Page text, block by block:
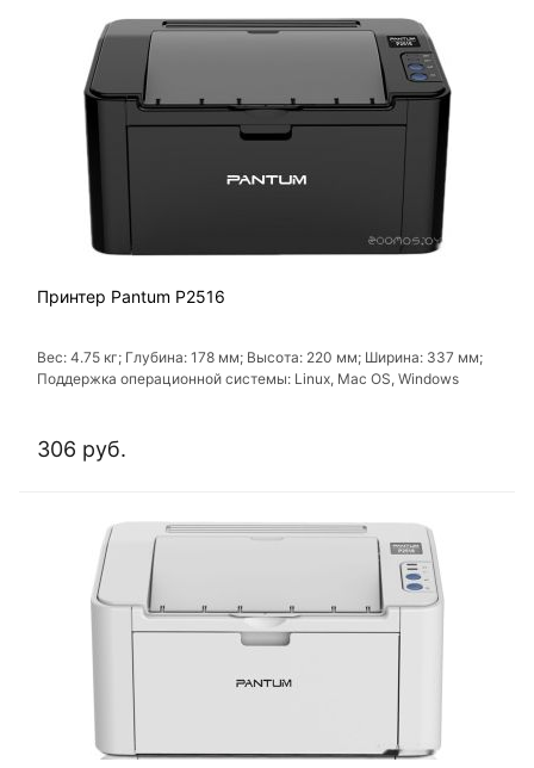
Принтер Pantum P2516
Вес: 4.75 кг; Глубина: 178 мм; Высота: 220 мм; Ширина: 337 мм;
Поддержка операционной системы: Linux, Mac OS, Windows
306 руб.